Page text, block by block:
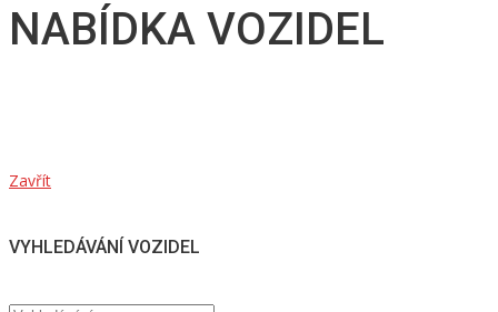
NABÍDKA VOZIDEL
Zavřít
VYHLEDÁVÁNÍ VOZIDEL